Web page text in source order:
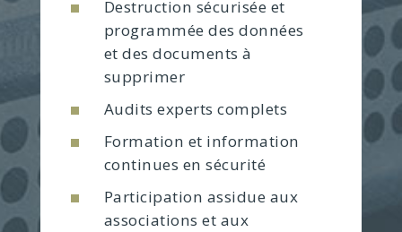
Destruction sécurisée et
programmée des données
et des documents à
supprimer
Audits experts complets
Formation et information
continues en sécurité
Participation assidue aux
associations et aux